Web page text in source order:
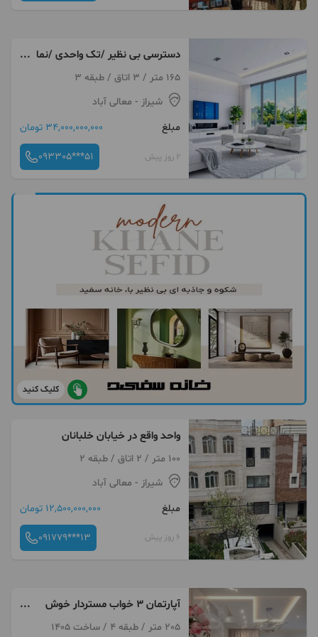
دسترسی بی نظیر /تک واحدی /نما
مدرن
165 متر / 3 اتاق / طبقه 3
شیراز - معالی آباد
مبلغ
34,000,000,000 تومان
2 روز پیش 093305***51
کلیک کنید
واحد واقع در خیابان خلبانان
100 متر / 2 اتاق / طبقه 2
شیراز - معالی آباد
مبلغ
12,500,000,000 تومان
6 روز پیش 091779***13
آپارتمان ۳ خواب مستردار خوش
نقشه / معالی آباد
205 متر / طبقه 4 / ساخت 1405